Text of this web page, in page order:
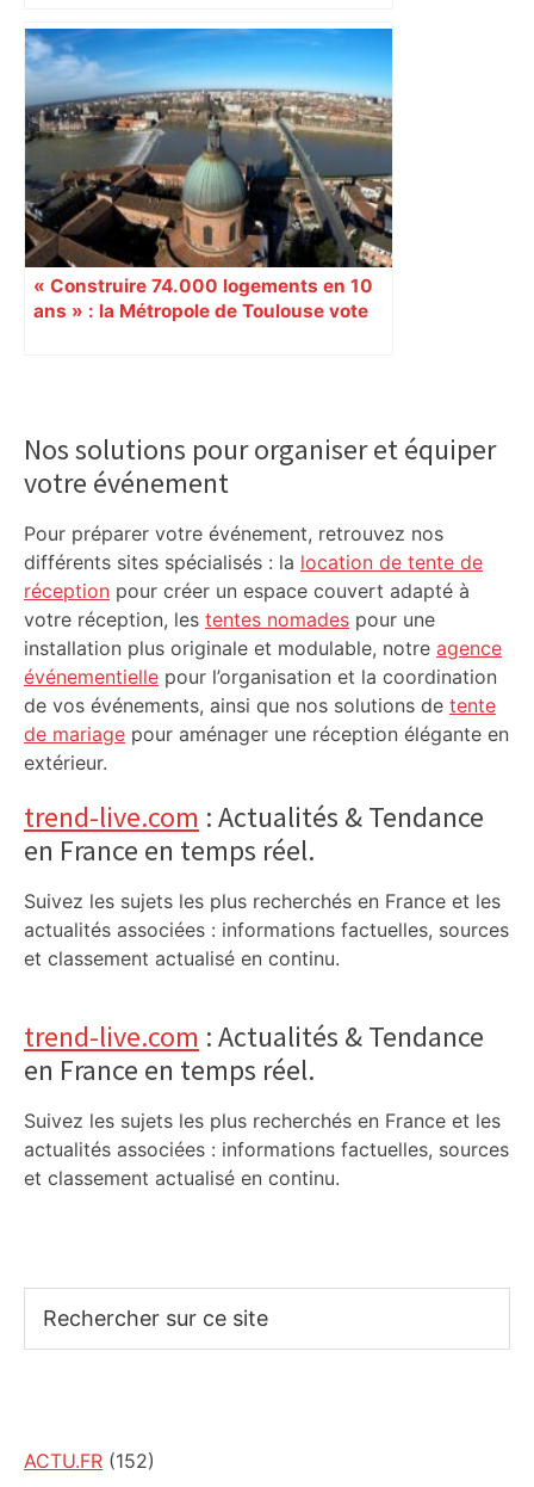
les agriculteurs manifestent malgré les
interdictions
« Construire 74.000 logements en 10
ans » : la Métropole de Toulouse vote
Sidebar
Nos solutions pour organiser et équiper
votre événement
Pour préparer votre événement, retrouvez nos
différents sites spécialisés : la location de tente de
réception pour créer un espace couvert adapté à
votre réception, les tentes nomades pour une
installation plus originale et modulable, notre agence
événementielle pour l’organisation et la coordination
de vos événements, ainsi que nos solutions de tente
de mariage pour aménager une réception élégante en
extérieur.
trend-live.com : Actualités & Tendance
en France en temps réel.
Suivez les sujets les plus recherchés en France et les
actualités associées : informations factuelles, sources
et classement actualisé en continu.
trend-live.com : Actualités & Tendance
en France en temps réel.
Suivez les sujets les plus recherchés en France et les
actualités associées : informations factuelles, sources
et classement actualisé en continu.
sur
ACTU.FR (152)